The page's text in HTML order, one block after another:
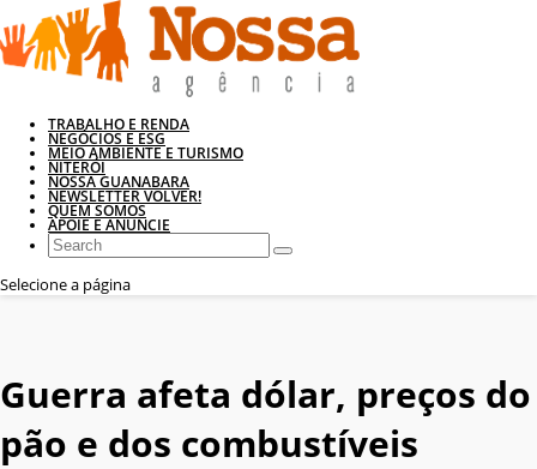
TRABALHO E RENDA
NEGÓCIOS E ESG
MEIO AMBIENTE E TURISMO
NITERÓI
NOSSA GUANABARA
NEWSLETTER VOLVER!
QUEM SOMOS
APOIE E ANUNCIE
Selecione a página
Guerra afeta dólar, preços do
pão e dos combustíveis